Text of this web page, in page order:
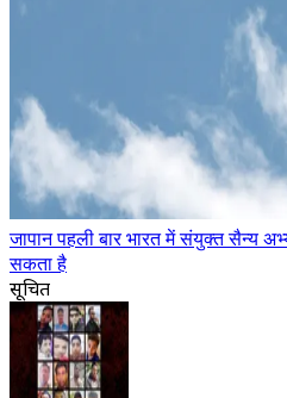
जापान पहली बार भारत में संयुक्त सैन्य
सकता है
सूचित